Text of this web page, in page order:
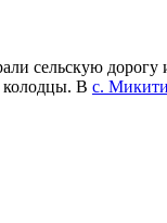
сельскую дорогу
колодцы. В с.